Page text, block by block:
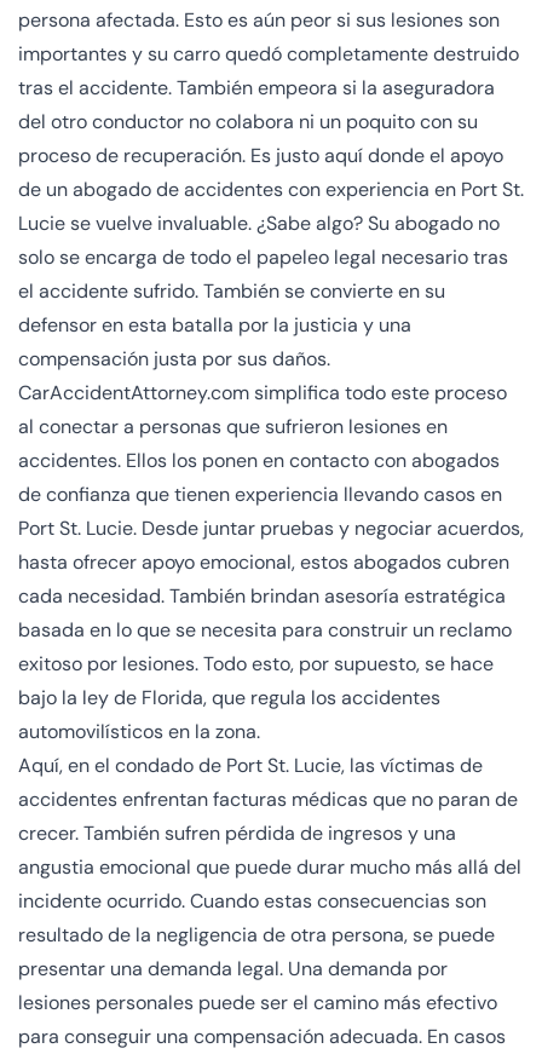
persona afectada. Esto es aún peor si sus lesiones son
importantes y su carro quedó completamente destruido
tras el accidente. También empeora si la aseguradora
del otro conductor no colabora ni un poquito con su
proceso de recuperación. Es justo aquí donde el apoyo
de un abogado de accidentes con experiencia en Port St.
Lucie se vuelve invaluable. ¿Sabe algo? Su abogado no
solo se encarga de todo el papeleo legal necesario tras
el accidente sufrido. También se convierte en su
defensor en esta batalla por la justicia y una
compensación justa por sus daños.
CarAccidentAttorney.com simplifica todo este proceso
al conectar a personas que sufrieron lesiones en
accidentes. Ellos los ponen en contacto con abogados
de confianza que tienen experiencia llevando casos en
Port St. Lucie. Desde juntar pruebas y negociar acuerdos,
hasta ofrecer apoyo emocional, estos abogados cubren
cada necesidad. También brindan asesoría estratégica
basada en lo que se necesita para construir un reclamo
exitoso por lesiones. Todo esto, por supuesto, se hace
bajo la ley de Florida, que regula los accidentes
automovilísticos en la zona.
Aquí, en el condado de Port St. Lucie, las víctimas de
accidentes enfrentan facturas médicas que no paran de
crecer. También sufren pérdida de ingresos y una
angustia emocional que puede durar mucho más allá del
incidente ocurrido. Cuando estas consecuencias son
resultado de la negligencia de otra persona, se puede
presentar una demanda legal. Una demanda por
lesiones personales puede ser el camino más efectivo
para conseguir una compensación adecuada. En casos